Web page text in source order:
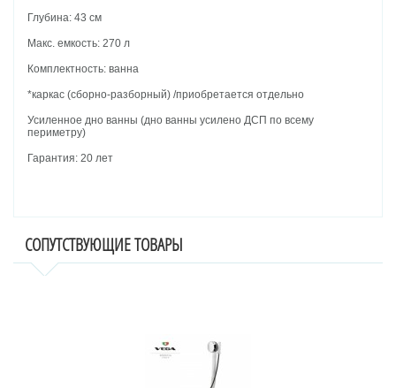
Глубина: 43 см
Макс. емкость: 270 л
Комплектность: ванна
*каркас (сборно-разборный) /приобретается отдельно
Усиленное дно ванны (дно ванны усилено ДСП по всему
периметру)
Гарантия: 20 лет
СОПУТСТВУЮЩИЕ ТОВАРЫ